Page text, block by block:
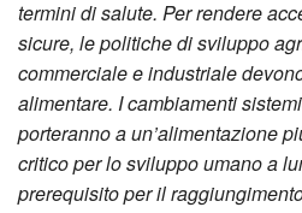
termini di salute. Per rendere
sicure, le politiche di sviluppo
commerciale e industriale
alimentare. I cambiamenti
porteranno a un’alimentazione
critico per lo sviluppo umano a
prerequisito per il